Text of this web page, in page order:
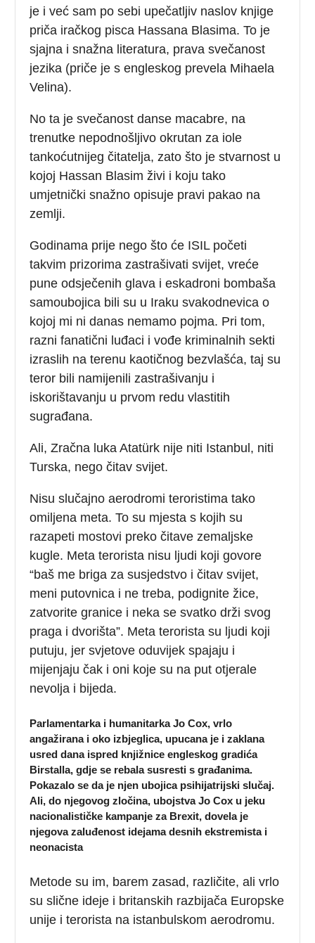
je i već sam po sebi upečatljiv naslov knjige
priča iračkog pisca Hassana Blasima. To je
sjajna i snažna literatura, prava svečanost
jezika (priče je s engleskog prevela Mihaela
Velina).
No ta je svečanost danse macabre, na
trenutke nepodnošljivo okrutan za iole
tankoćutnijeg čitatelja, zato što je stvarnost u
kojoj Hassan Blasim živi i koju tako
umjetnički snažno opisuje pravi pakao na
zemlji.
Godinama prije nego što će ISIL početi
takvim prizorima zastrašivati svijet, vreće
pune odsječenih glava i eskadroni bombaša
samoubojica bili su u Iraku svakodnevica o
kojoj mi ni danas nemamo pojma. Pri tom,
razni fanatični luđaci i vođe kriminalnih sekti
izraslih na terenu kaotičnog bezvlašća, taj su
teror bili namijenili zastrašivanju i
iskorištavanju u prvom redu vlastitih
sugrađana.
Ali, Zračna luka Atatürk nije niti Istanbul, niti
Turska, nego čitav svijet.
Nisu slučajno aerodromi teroristima tako
omiljena meta. To su mjesta s kojih su
razapeti mostovi preko čitave zemaljske
kugle. Meta terorista nisu ljudi koji govore
“baš me briga za susjedstvo i čitav svijet,
meni putovnica i ne treba, podignite žice,
zatvorite granice i neka se svatko drži svog
praga i dvorišta”. Meta terorista su ljudi koji
putuju, jer svjetove oduvijek spajaju i
mijenjaju čak i oni koje su na put otjerale
nevolja i bijeda.
Parlamentarka i humanitarka Jo Cox, vrlo
angažirana i oko izbjeglica, upucana je i zaklana
usred dana ispred knjižnice engleskog gradića
Birstalla, gdje se rebala susresti s građanima.
Pokazalo se da je njen ubojica psihijatrijski slučaj.
Ali, do njegovog zločina, ubojstva Jo Cox u jeku
nacionalističke kampanje za Brexit, dovela je
njegova zaluđenost idejama desnih ekstremista i
neonacista
Metode su im, barem zasad, različite, ali vrlo
su slične ideje i britanskih razbijača Europske
unije i terorista na istanbulskom aerodromu.